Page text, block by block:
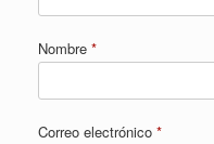
Nombre *
Correo electrónico *